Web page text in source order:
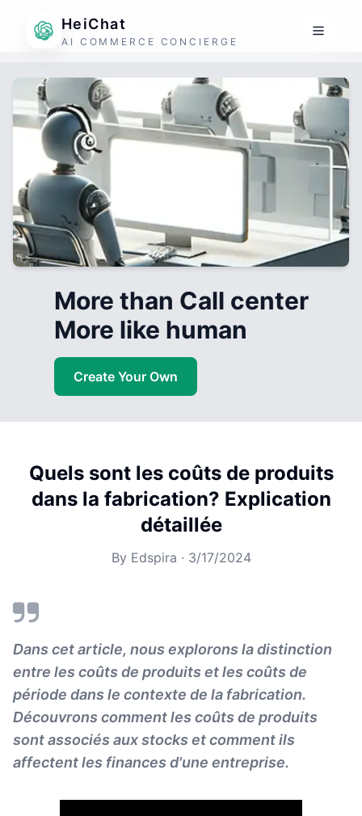
HeiChat
AI COMMERCE CONCIERGE
More than Call center
More like human
Create Your Own
Quels sont les coûts de produits
dans la fabrication? Explication
détaillée
By Edspira · 3/17/2024
Dans cet article, nous explorons la distinction
entre les coûts de produits et les coûts de
période dans le contexte de la fabrication.
Découvrons comment les coûts de produits
sont associés aux stocks et comment ils
affectent les finances d'une entreprise.